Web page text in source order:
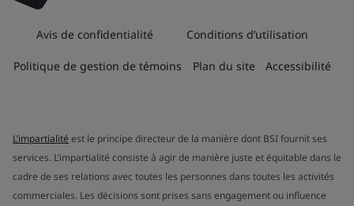
Avis de confidentialité Conditions d’utilisation
Politique de gestion de témoins Plan du site Accessibilité
L’impartialité est le principe directeur de la manière dont BSI fournit ses
services. L’impartialité consiste à agir de manière juste et équitable dans le
cadre de ses relations avec toutes les personnes dans toutes les activités
commerciales. Les décisions sont prises sans engagement ou influence